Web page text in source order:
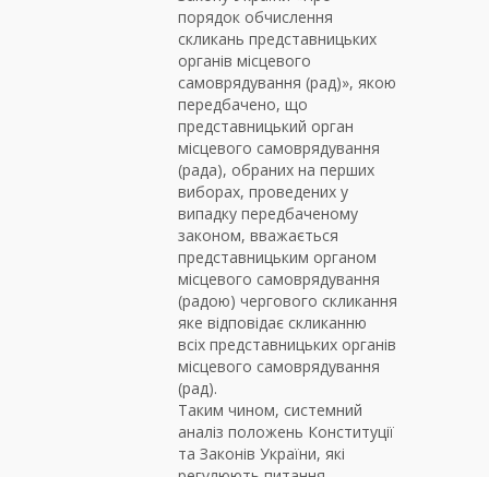
порядок обчислення
скликань представницьких
органів місцевого
самоврядування (рад)», якою
передбачено, що
представницький орган
місцевого самоврядування
(рада), обраних на перших
виборах, проведених у
випадку передбаченому
законом, вважається
представницьким органом
місцевого самоврядування
(радою) чергового скликання
яке відповідає скликанню
всіх представницьких органів
місцевого самоврядування
(рад).
Таким чином, системний
аналіз положень Конституції
та Законів України, які